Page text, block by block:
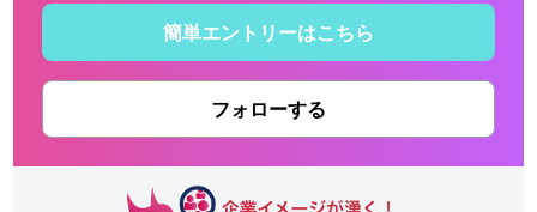
簡単エントリーはこちら
フォローする